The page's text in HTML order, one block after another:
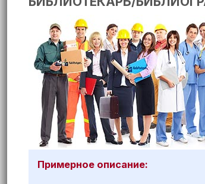
Примерное описание: